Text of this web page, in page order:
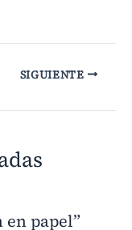
SIGUIENTE
papel”